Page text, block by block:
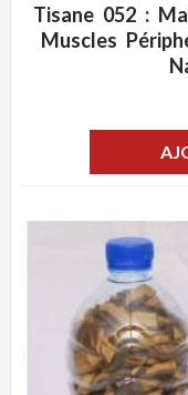
ADD WISHLIST
Tisane 052 :
Muscles